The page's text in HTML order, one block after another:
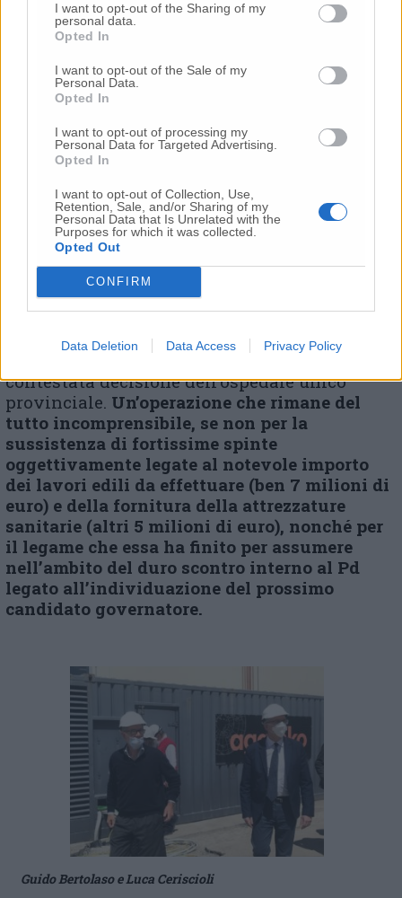
I want to opt-out of the Sharing of my
personal data.
Opted In
I want to opt-out of the Sale of my
Personal Data.
Opted In
I want to opt-out of processing my
Personal Data for Targeted Advertising.
Opted In
I want to opt-out of Collection, Use,
Retention, Sale, and/or Sharing of my
Personal Data that Is Unrelated with the
Purposes for which it was collected.
Opted Out
CONFIRM
Data Deletion Data Access Privacy Policy
infermieristico, così, tra l’altro, mettendo in
dubbio anche il raggiungimento del risultato
minimale di decongestionare la rete
ospedaliera dai pazienti covid.
Un’operazione, quella dell’astronave
bertolasiana lanciata verso il nulla, senza che
ad oggi vi sia stato il necessario passaggio in
consiglio comunale della convenzione tra il
Comune di Civitanova e la Regione, magari –
chissà – anche senza il mutamento di
destinazione d’uso, che probabilmente
segnerà il de profundis per le speranze della
giunta comunale di centrodestra in carica di
salvaguardare l’ospedale della città costiera
dal sostanziale affondamento voluto dai
vertici Asur, ormai lanciati verso la
contestata decisione dell’ospedale unico
provinciale. Un’operazione che rimane del
tutto incomprensibile, se non per la
sussistenza di fortissime spinte
oggettivamente legate al notevole importo
dei lavori edili da effettuare (ben 7 milioni di
euro) e della fornitura della attrezzature
sanitarie (altri 5 milioni di euro), nonché per
il legame che essa ha finito per assumere
nell’ambito del duro scontro interno al Pd
legato all’individuazione del prossimo
candidato governatore.
Guido Bertolaso e Luca Ceriscioli